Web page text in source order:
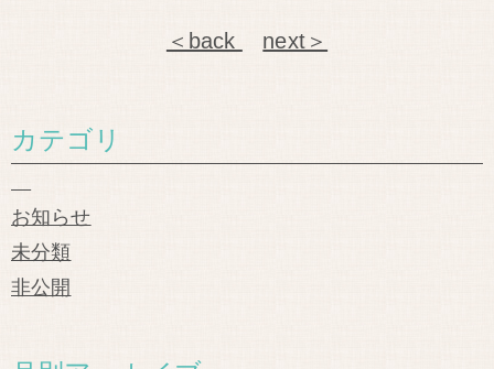
＜back next＞
カテゴリ
お知らせ
未分類
非公開